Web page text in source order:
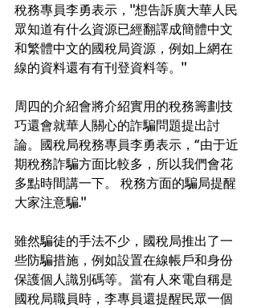
稅務專員李勇表示，"想告訴廣大華人民
眾知道有什么資源已經翻譯成簡體中文
和繁體中文的國稅局資源，例如上網在
線的資料還有有刊登資料等。"
周四的介紹會將介紹實用的稅務籌劃技
巧還會就華人關心的詐騙問題提出討
論。國稅局稅務專員李勇表示，“由于近
期稅務詐騙方面比較多，所以我們會花
多點時間講一下。 稅務方面的騙局提醒
大家注意騙."
雖然騙徒的手法不少，國稅局推出了一
些防騙措施，例如設置在線帳戶和身份
保護個人識別碼等。當有人來電自稱是
國稅局職員時，李專員還提醒民眾一個